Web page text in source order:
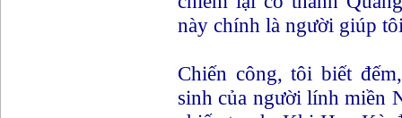
này chính là người giúp
Chiến công, tôi biết
sinh của người lính miền